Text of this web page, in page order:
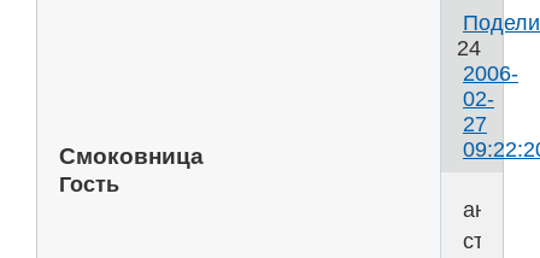
24
2006-
02-
27
Смоковница
Гость
стена